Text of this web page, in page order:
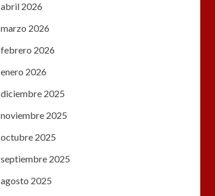
abril 2026
marzo 2026
febrero 2026
enero 2026
diciembre 2025
noviembre 2025
octubre 2025
septiembre 2025
agosto 2025